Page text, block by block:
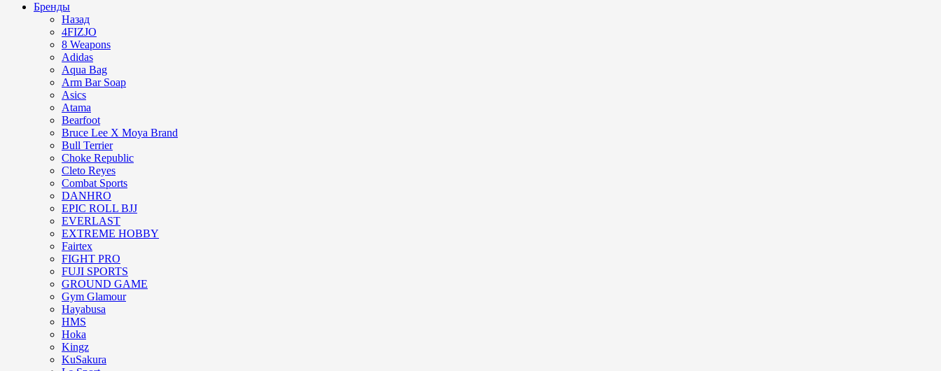
Бренды
Назад
4FIZJO
8 Weapons
Adidas
Aqua Bag
Arm Bar Soap
Asics
Atama
Bearfoot
Bruce Lee X Moya Brand
Bull Terrier
Choke Republic
Cleto Reyes
Combat Sports
DANHRO
EPIC ROLL BJJ
EVERLAST
EXTREME HOBBY
Fairtex
FIGHT PRO
FUJI SPORTS
GROUND GAME
Gym Glamour
Hayabusa
HMS
Hoka
Kingz
KuSakura